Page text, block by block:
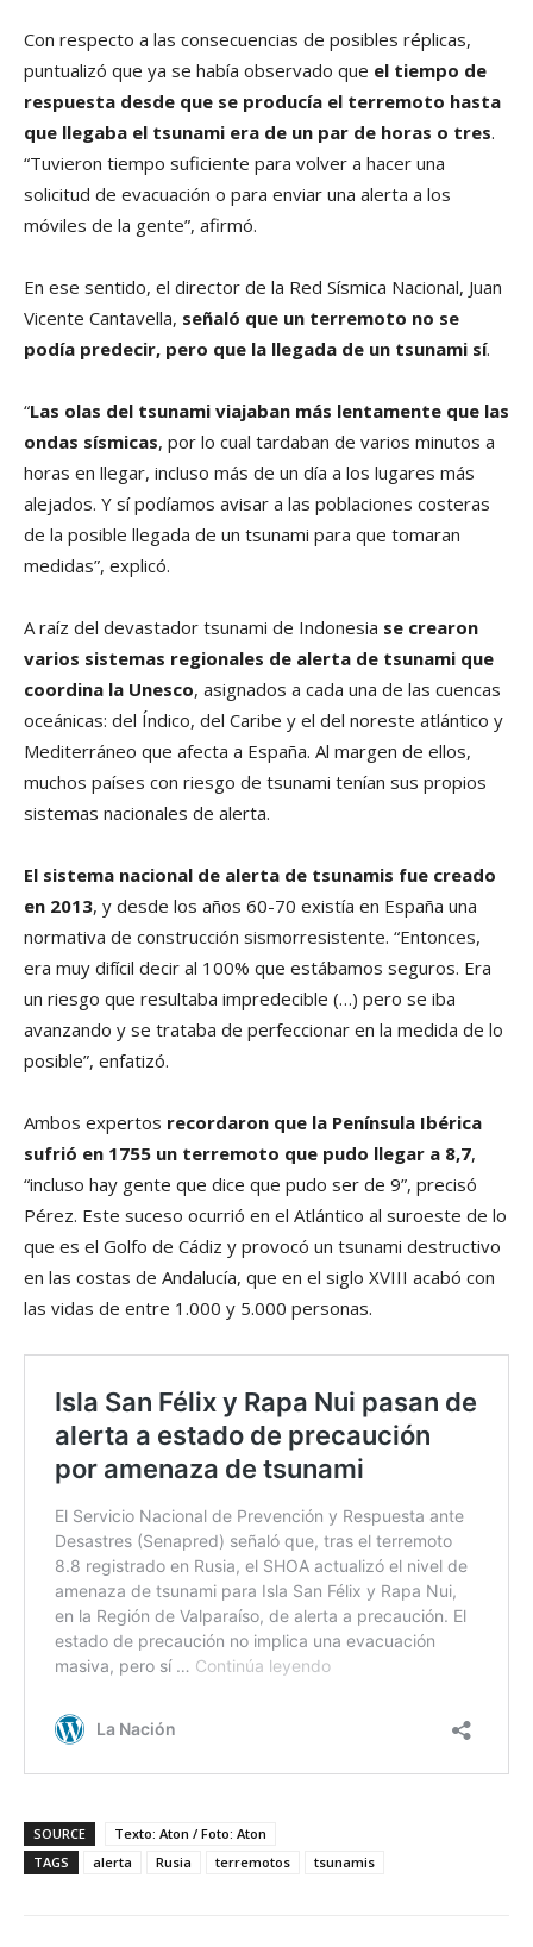
Con respecto a las consecuencias de posibles réplicas,
puntualizó que ya se había observado que el tiempo de
respuesta desde que se producía el terremoto hasta
que llegaba el tsunami era de un par de horas o tres.
“Tuvieron tiempo suficiente para volver a hacer una
solicitud de evacuación o para enviar una alerta a los
móviles de la gente”, afirmó.
En ese sentido, el director de la Red Sísmica Nacional, Juan
Vicente Cantavella, señaló que un terremoto no se
podía predecir, pero que la llegada de un tsunami sí.
“Las olas del tsunami viajaban más lentamente que las
ondas sísmicas, por lo cual tardaban de varios minutos a
horas en llegar, incluso más de un día a los lugares más
alejados. Y sí podíamos avisar a las poblaciones costeras
de la posible llegada de un tsunami para que tomaran
medidas”, explicó.
A raíz del devastador tsunami de Indonesia se crearon
varios sistemas regionales de alerta de tsunami que
coordina la Unesco, asignados a cada una de las cuencas
oceánicas: del Índico, del Caribe y el del noreste atlántico y
Mediterráneo que afecta a España. Al margen de ellos,
muchos países con riesgo de tsunami tenían sus propios
sistemas nacionales de alerta.
El sistema nacional de alerta de tsunamis fue creado
en 2013, y desde los años 60-70 existía en España una
normativa de construcción sismorresistente. “Entonces,
era muy difícil decir al 100% que estábamos seguros. Era
un riesgo que resultaba impredecible (…) pero se iba
avanzando y se trataba de perfeccionar en la medida de lo
posible”, enfatizó.
Ambos expertos recordaron que la Península Ibérica
sufrió en 1755 un terremoto que pudo llegar a 8,7,
“incluso hay gente que dice que pudo ser de 9”, precisó
Pérez. Este suceso ocurrió en el Atlántico al suroeste de lo
que es el Golfo de Cádiz y provocó un tsunami destructivo
en las costas de Andalucía, que en el siglo XVIII acabó con
las vidas de entre 1.000 y 5.000 personas.
SOURCE
Texto: Aton / Foto: Aton
TAGS
alerta Rusia terremotos tsunamis